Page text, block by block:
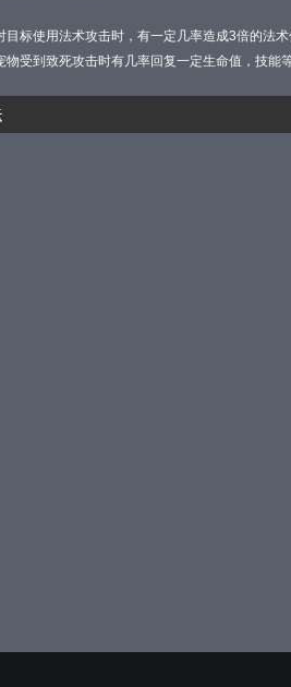
目标使用法术攻击时，有一定几率造成3倍的法术
物受到致死攻击时有几率回复一定生命值，技能